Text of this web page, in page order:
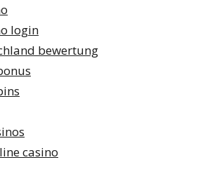
login
bewertung
casino